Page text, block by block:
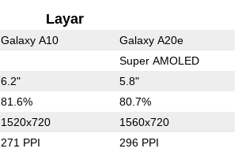
Layar
Galaxy A10 Galaxy A20e
Super AMOLED
6.2" 5.8"
81.6% 80.7%
1520x720 1560x720
271 PPI 296 PPI